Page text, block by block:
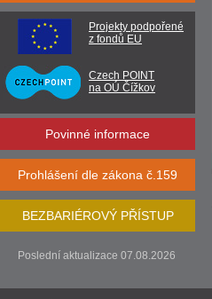
Projekty podpořené
z fondů EU
Czech POINT
na OÚ Čížkov
Povinné informace
Prohlášení dle zákona č.159
BEZBARIÉROVÝ PŘÍSTUP
Poslední aktualizace 07.08.2026